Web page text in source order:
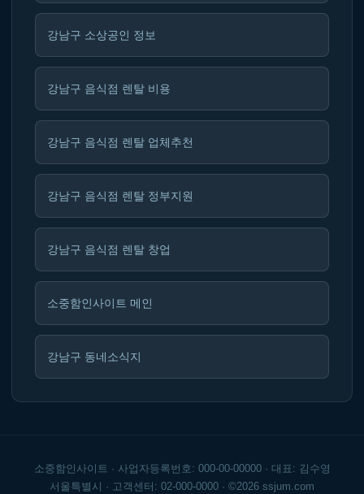
강남구 소상공인 정보
강남구 음식점 렌탈 비용
강남구 음식점 렌탈 업체추천
강남구 음식점 렌탈 정부지원
강남구 음식점 렌탈 창업
소중함인사이트 메인
강남구 동네소식지
소중함인사이트 · 사업자등록번호: 000-00-00000 · 대표: 김수영
서울특별시 · 고객센터: 02-000-0000 · ©2026 ssjum.com